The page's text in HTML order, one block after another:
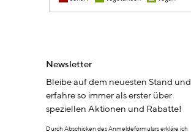
Newsletter
Bleibe auf dem neuesten Stand und
erfahre so immer als erster über
speziellen Aktionen und Rabatte!
Durch Abschicken des Anmeldeformulars erkläre ich